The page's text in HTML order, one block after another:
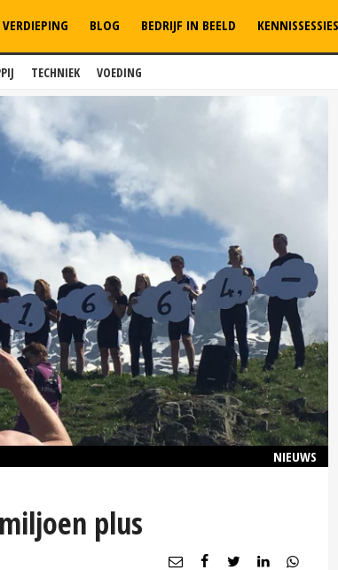
TECHNIEK VOEDING
VERDIEPING BLOG BEDRIJF IN BEELD KENNISSESSIES
NIEUWS
plus